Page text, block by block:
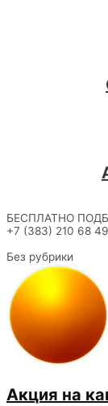
БЕСПЛАТНО
+7 (383) 210 68 49
Без рубрики
Акция на